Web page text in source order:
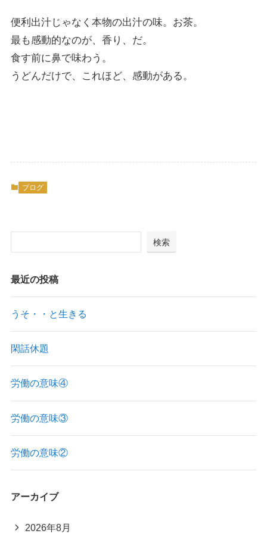
便利出汁じゃなく本物の出汁の味。お茶。
最も感動的なのが、香り、だ。
食す前に鼻で味わう。
うどんだけで、これほど、感動がある。
ブログ
検索
最近の投稿
うそ・・と生きる
閑話休題
労働の意味④
労働の意味③
労働の意味②
アーカイブ
2026年8月